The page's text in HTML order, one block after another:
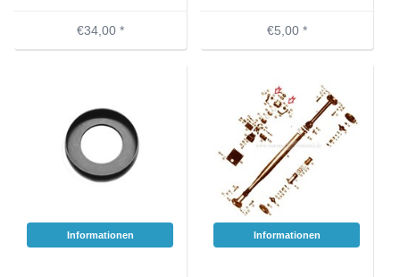
€34,00 * €5,00 *
Informationen Informationen